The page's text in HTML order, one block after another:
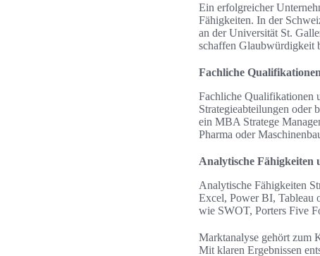
Ein erfolgreicher
Fähigkeiten. In der
an der Universität St.
schaffen Glaubwürdigkeit
Fachliche Qualifikationen
Fachliche Qualifikationen
Strategieabteilungen oder
ein MBA Stratege
Pharma oder
Analytische Fähigkeiten
Analytische Fähigkeiten
Excel, Power BI, Tableau
wie SWOT, Porters Five
Marktanalyse gehört zum
Mit klaren Ergebnissen